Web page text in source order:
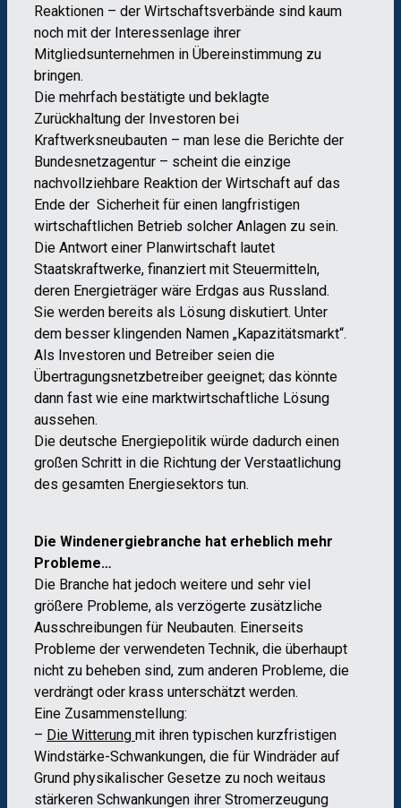
Reaktionen – der Wirtschaftsverbände sind kaum
noch mit der Interessenlage ihrer
Mitgliedsunternehmen in Übereinstimmung zu
bringen.
Die mehrfach bestätigte und beklagte
Zurückhaltung der Investoren bei
Kraftwerksneubauten – man lese die Berichte der
Bundesnetzagentur – scheint die einzige
nachvollziehbare Reaktion der Wirtschaft auf das
Ende der Sicherheit für einen langfristigen
wirtschaftlichen Betrieb solcher Anlagen zu sein.
Die Antwort einer Planwirtschaft lautet
Staatskraftwerke, finanziert mit Steuermitteln,
deren Energieträger wäre Erdgas aus Russland.
Sie werden bereits als Lösung diskutiert. Unter
dem besser klingenden Namen „Kapazitätsmarkt“.
Als Investoren und Betreiber seien die
Übertragungsnetzbetreiber geeignet; das könnte
dann fast wie eine marktwirtschaftliche Lösung
aussehen.
Die deutsche Energiepolitik würde dadurch einen
großen Schritt in die Richtung der Verstaatlichung
des gesamten Energiesektors tun.
Die Windenergiebranche hat erheblich mehr
Probleme…
Die Branche hat jedoch weitere und sehr viel
größere Probleme, als verzögerte zusätzliche
Ausschreibungen für Neubauten. Einerseits
Probleme der verwendeten Technik, die überhaupt
nicht zu beheben sind, zum anderen Probleme, die
verdrängt oder krass unterschätzt werden.
Eine Zusammenstellung:
– Die Witterung mit ihren typischen kurzfristigen
Windstärke-Schwankungen, die für Windräder auf
Grund physikalischer Gesetze zu noch weitaus
stärkeren Schwankungen ihrer Stromerzeugung